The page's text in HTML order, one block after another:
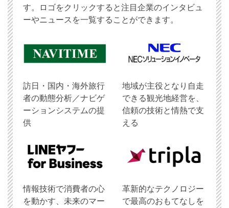
す。ロゴをクリックすると注目企業のインタビュ
ーやニュースを一覧することができます。
訪日・国内・海外旅行
者の動態分析／ナビゲ
ーションシステムの提
供
地域が主役となり自走
できる観光地経営を、
信頼の技術と情熱で支
える
情報技術で消費者の心
を動かす、未来のマー
革新的なテクノロジー
で最高のおもてなしを